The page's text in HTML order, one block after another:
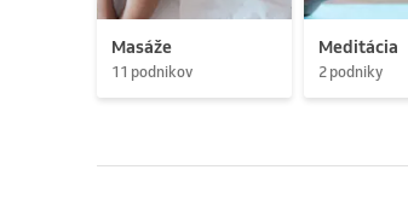
Masáže
11 podnikov
Meditácia
2 podniky